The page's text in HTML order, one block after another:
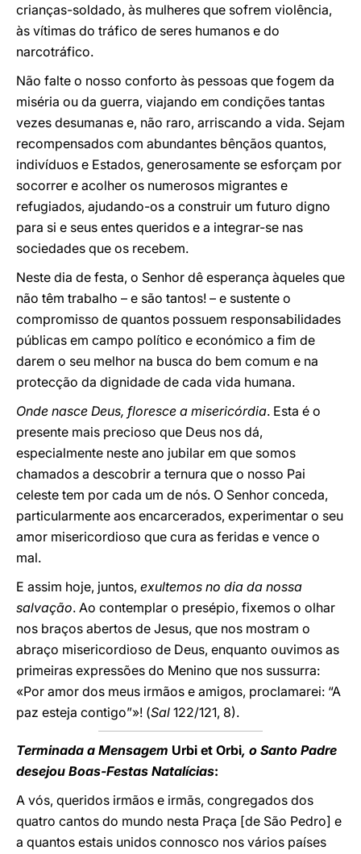
crianças-soldado, às mulheres que sofrem violência,
às vítimas do tráfico de seres humanos e do
narcotráfico.
Não falte o nosso conforto às pessoas que fogem da
miséria ou da guerra, viajando em condições tantas
vezes desumanas e, não raro, arriscando a vida. Sejam
recompensados com abundantes bênçãos quantos,
indivíduos e Estados, generosamente se esforçam por
socorrer e acolher os numerosos migrantes e
refugiados, ajudando-os a construir um futuro digno
para si e seus entes queridos e a integrar-se nas
sociedades que os recebem.
Neste dia de festa, o Senhor dê esperança àqueles que
não têm trabalho – e são tantos! – e sustente o
compromisso de quantos possuem responsabilidades
públicas em campo político e económico a fim de
darem o seu melhor na busca do bem comum e na
protecção da dignidade de cada vida humana.
Onde nasce Deus, floresce a misericórdia. Esta é o
presente mais precioso que Deus nos dá,
especialmente neste ano jubilar em que somos
chamados a descobrir a ternura que o nosso Pai
celeste tem por cada um de nós. O Senhor conceda,
particularmente aos encarcerados, experimentar o seu
amor misericordioso que cura as feridas e vence o
mal.
E assim hoje, juntos, exultemos no dia da nossa
salvação. Ao contemplar o presépio, fixemos o olhar
nos braços abertos de Jesus, que nos mostram o
abraço misericordioso de Deus, enquanto ouvimos as
primeiras expressões do Menino que nos sussurra:
«Por amor dos meus irmãos e amigos, proclamarei: “A
paz esteja contigo”»! (Sal 122/121, 8).
Terminada a Mensagem Urbi et Orbi, o Santo Padre
desejou Boas-Festas Natalícias:
A vós, queridos irmãos e irmãs, congregados dos
quatro cantos do mundo nesta Praça [de São Pedro] e
a quantos estais unidos connosco nos vários países